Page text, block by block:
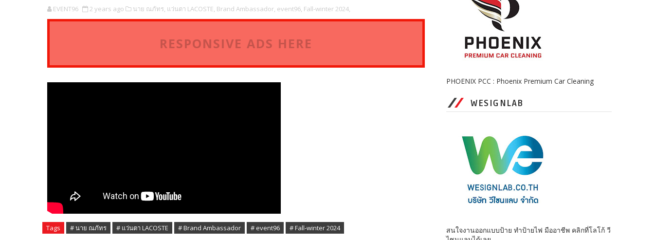
EVENT96 2 years ago นาย ณภัทร, แว่นตา LACOSTE, Brand Ambassador, event96, Fall-winter 2024,
RESPONSIVE ADS HERE
Tags # นาย ณภัทร # แว่นตา LACOSTE # Brand Ambassador # event96 # Fall-winter 2024
PHOENIX PCC : Phoenix Premium Car Cleaning
WESIGNLAB
สนใจงานออกแบบป้าย ทำป้ายไฟ มืออาชีพ คลิกที่โลโก้ วี